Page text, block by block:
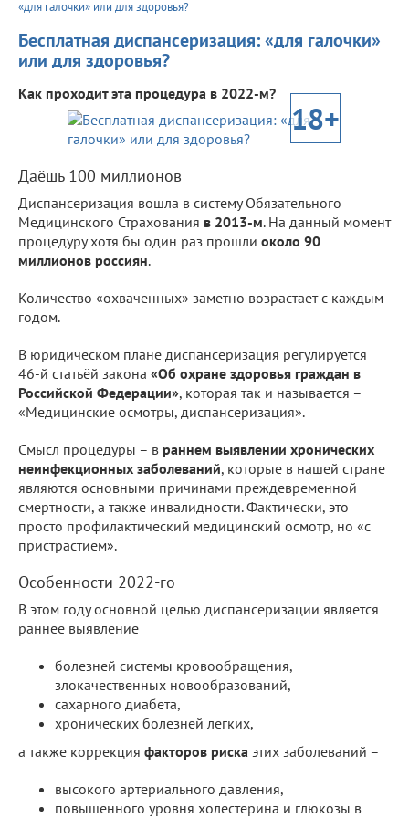
«для галочки» или для здоровья?
Бесплатная диспансеризация: «для галочки»
или для здоровья?
Как проходит эта процедура в 2022-м?
18+
Даёшь 100 миллионов
Диспансеризация вошла в систему Обязательного
Медицинского Страхования в 2013-м. На данный момент
процедуру хотя бы один раз прошли около 90
миллионов россиян.
Количество «охваченных» заметно возрастает с каждым
годом.
В юридическом плане диспансеризация регулируется
46-й статьёй закона «Об охране здоровья граждан в
Российской Федерации», которая так и называется –
«Медицинские осмотры, диспансеризация».
Смысл процедуры – в раннем выявлении хронических
неинфекционных заболеваний, которые в нашей стране
являются основными причинами преждевременной
смертности, а также инвалидности. Фактически, это
просто профилактический медицинский осмотр, но «с
пристрастием».
Особенности 2022-го
В этом году основной целью диспансеризации является
раннее выявление
болезней системы кровообращения,
злокачественных новообразований,
сахарного диабета,
хронических болезней легких,
а также коррекция факторов риска этих заболеваний –
высокого артериального давления,
повышенного уровня холестерина и глюкозы в